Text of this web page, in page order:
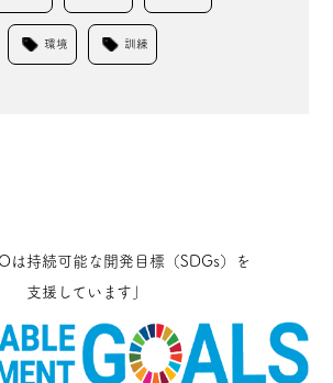
環境 訓練
は持続可能な開発目標（SDGs）を
支援しています」